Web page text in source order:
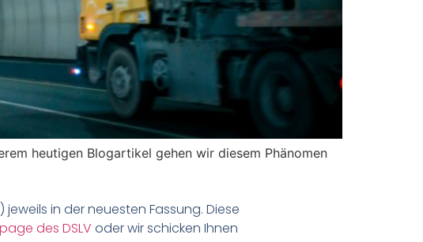
heutigen Blogartikel gehen wir diesem Phänomen
in der neuesten Fassung. Diese
des DSLV oder wir schicken Ihnen